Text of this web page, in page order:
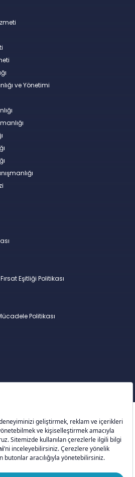
ve Yönetimi
Eşitliği Politikası
Politikası
Prozon markası ve
Çözümleri Anonim
Limited Şirketi’nin
şirketidir.